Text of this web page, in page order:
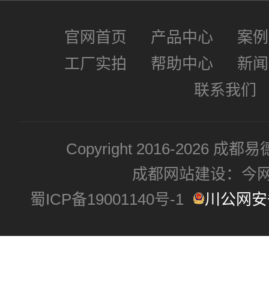
官网首页 产品中心
案
工厂实拍
帮助中心
新
联系我们
Copyright 2016-2026 成都易
成都网站建设：今
蜀ICP备19001140号-1
川公网